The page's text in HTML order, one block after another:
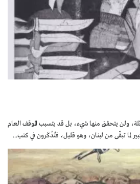
ولن يتحقق منها شيء، بل قد يتسبب الموقف العام
لما تبقّى من لبنان، وهو قليل، فتُذْكَرون في كتب...